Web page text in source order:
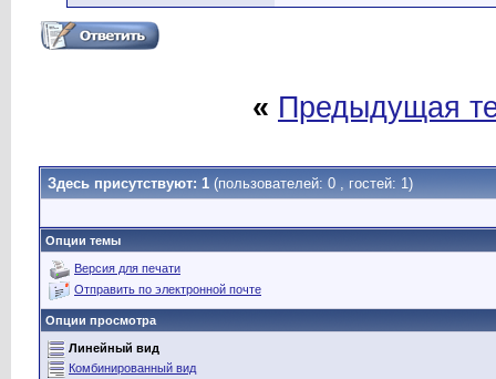
« Предыдущая
Здесь присутствуют: 1 (пользователей: 0 , гостей: 1)
Опции темы
Версия для печати
Отправить по электронной почте
Опции просмотра
Линейный вид
Комбинированный вид